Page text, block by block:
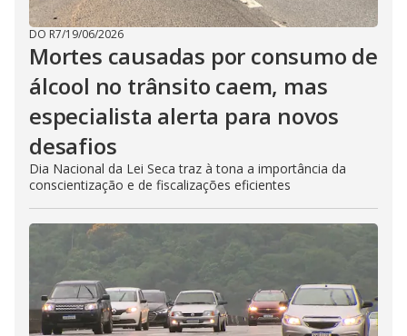
DO R7/19/06/2026
Mortes causadas por consumo de
álcool no trânsito caem, mas
especialista alerta para novos
desafios
Dia Nacional da Lei Seca traz à tona a importância da
conscientização e de fiscalizações eficientes